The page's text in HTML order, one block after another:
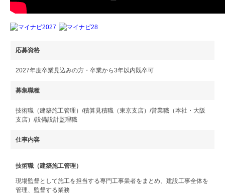
応募資格
2027年度卒業見込みの方・卒業から3年以内既卒可
募集職種
技術職（建築施工管理）/積算見積職（東京支店）/営業職（本社・大阪
支店）/設備設計監理職
仕事内容
技術職（建築施工管理）
現場監督として施工を担当する専門工事業者をまとめ、建設工事全体を
管理、監督する業務